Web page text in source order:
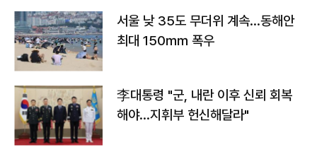
서울 낮 35도 무더위 계속…동해안
최대 150㎜ 폭우
李대통령 "군, 내란 이후 신뢰 회복
해야…지휘부 헌신해달라"